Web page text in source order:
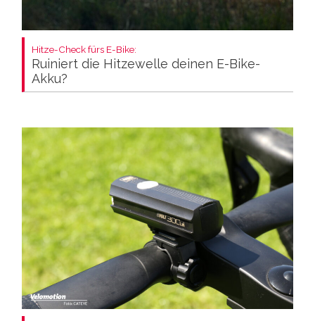
Hitze-Check fürs E-Bike:
Ruiniert die Hitzewelle deinen E-Bike-
Akku?